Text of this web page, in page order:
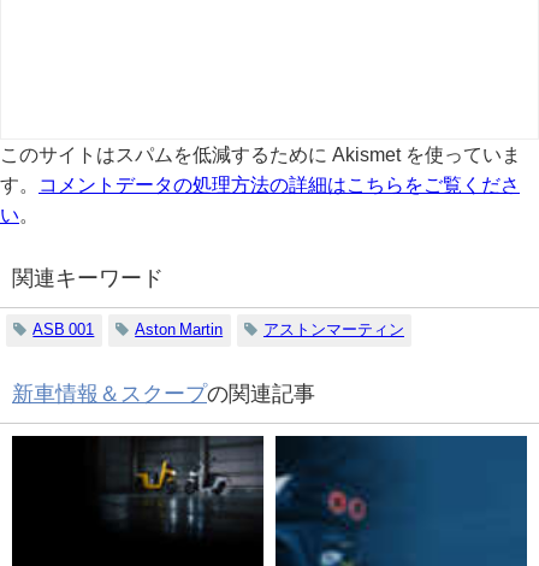
このサイトはスパムを低減するために Akismet を使っていま
す。
コメントデータの処理方法の詳細はこちらをご覧くださ
い
関連キーワード
ASB 001 Aston Martin アストンマーティン
新車情報＆スクープの関連記事